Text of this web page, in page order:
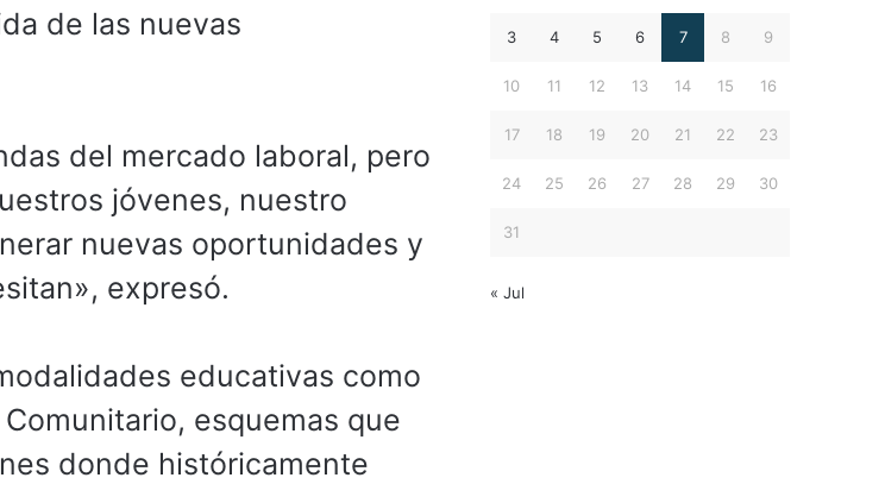
de las nuevas
del mercado laboral, pero
jóvenes, nuestro
nuevas oportunidades y
expresó.
educativas como
esquemas que
donde históricamente
3 4 5 6 7 8 9
10 11 12 13 14 15 16
17 18 19 20 21 22 23
24 25 26 27 28 29 30
31
« Jul